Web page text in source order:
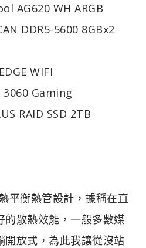
AG620 WH ARGB
DDR5-5600 8GBx2
WIFI
3060 Gaming
RAID SSD 2TB
平衡熱管設計，據稱在直
的散熱效能，一般多數媒
開放式，為此我讓從沒站